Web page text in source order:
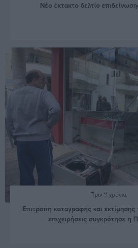
Νέο έκτακτο δελτίο
Πριν 11 χρόνια
Επιτροπή καταγραφής και εκτίμησης
επιχειρήσεις συγκρότησε η